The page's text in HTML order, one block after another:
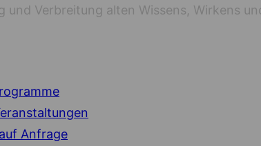
und Verbreitung alten Wissens, Wirkens
Anfrage